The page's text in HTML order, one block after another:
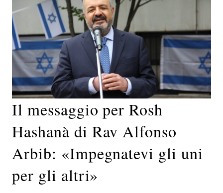
Il messaggio per Rosh
Hashanà di Rav Alfonso
Arbib: «Impegnatevi gli uni
per gli altri»